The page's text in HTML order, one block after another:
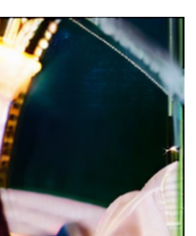
広島弁だったり、愛想がいい子も多